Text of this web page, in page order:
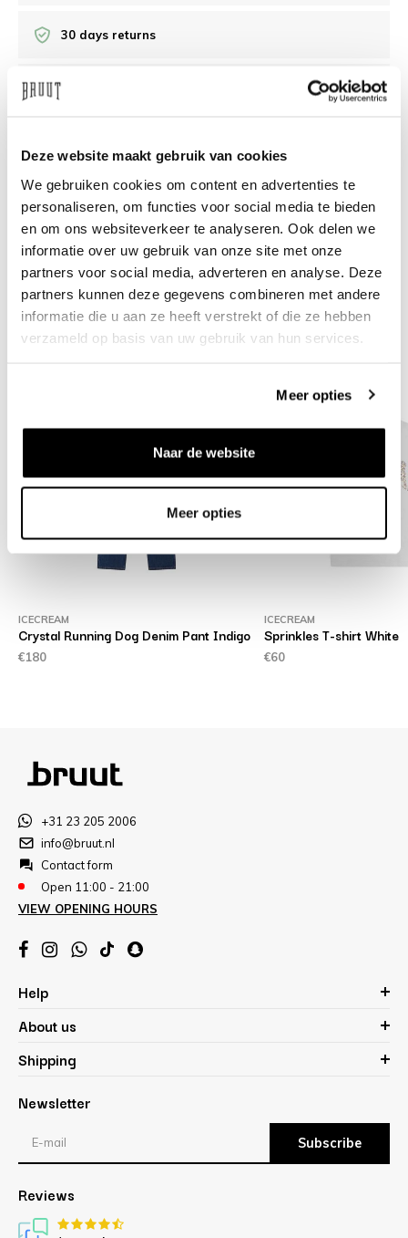
Deze website maakt gebruik van cookies
We gebruiken cookies om content en advertenties te
personaliseren, om functies voor social media te bieden
en om ons websiteverkeer te analyseren. Ook delen we
informatie over uw gebruik van onze site met onze
partners voor social media, adverteren en analyse. Deze
partners kunnen deze gegevens combineren met andere
informatie die u aan ze heeft verstrekt of die ze hebben
verzameld op basis van uw gebruik van hun services.
Meer opties
Naar de website
Meer opties
30 days returns
Need help?We're glad to help
info@bruut.nl Live chat Whatsapp
About this product
Shipment and returns
Related products
ICECREAM
Crystal Running Dog Denim Pant Indigo
€180
ICECREAM
Sprinkles T-shirt White
€60
+31 23 205 2006
info@bruut.nl
Contact form
Open 11:00 - 21:00
VIEW OPENING HOURS
Help
About us
Shipping
Newsletter
Subscribe
Reviews